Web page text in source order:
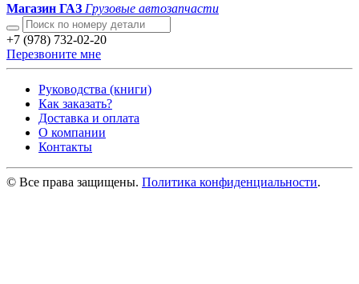
Магазин ГАЗ Грузовые автозапчасти
+7 (978) 732-02-20
Перезвоните мне
Руководства (книги)
Как заказать?
Доставка и оплата
О компании
Контакты
© Все права защищены. Политика конфиденциальности.